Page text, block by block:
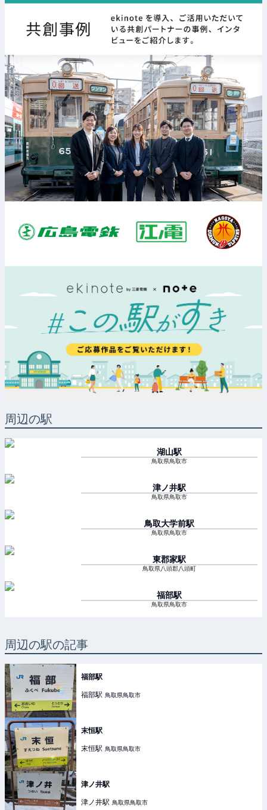
周辺の駅
湖山駅
鳥取県鳥取市
津ノ井駅
鳥取県鳥取市
鳥取大学前駅
鳥取県鳥取市
東郡家駅
鳥取県八頭郡八頭町
福部駅
鳥取県鳥取市
周辺の駅の記事
福部駅
福部駅 鳥取県鳥取市
末恒駅
末恒駅 鳥取県鳥取市
津ノ井駅
津ノ井駅 鳥取県鳥取市